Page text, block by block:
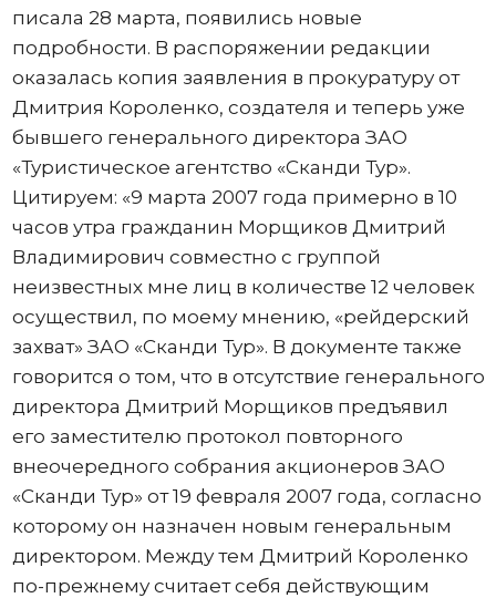
писала 28 марта, появились новые
подробности. В распоряжении редакции
оказалась копия заявления в прокуратуру от
Дмитрия Короленко, создателя и теперь уже
бывшего генерального директора ЗАО
«Туристическое агентство «Сканди Тур».
Цитируем: «9 марта 2007 года примерно в 10
часов утра гражданин Морщиков Дмитрий
Владимирович совместно с группой
неизвестных мне лиц в количестве 12 человек
осуществил, по моему мнению, «рейдерский
захват» ЗАО «Сканди Тур». В документе также
говорится о том, что в отсутствие генерального
директора Дмитрий Морщиков предъявил
его заместителю протокол повторного
внеочередного собрания акционеров ЗАО
«Сканди Тур» от 19 февраля 2007 года, согласно
которому он назначен новым генеральным
директором. Между тем Дмитрий Короленко
по-прежнему считает себя действующим